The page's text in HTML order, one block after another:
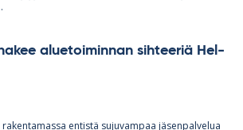
alue­toi­min­nan sih­tee­riä Hel­
en­tistä su­ju­vam­paa jä­sen­pal­ve­lua